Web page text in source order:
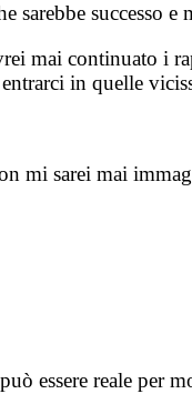
successo e
mai continuato i
in quelle
mi sarei mai
essere reale